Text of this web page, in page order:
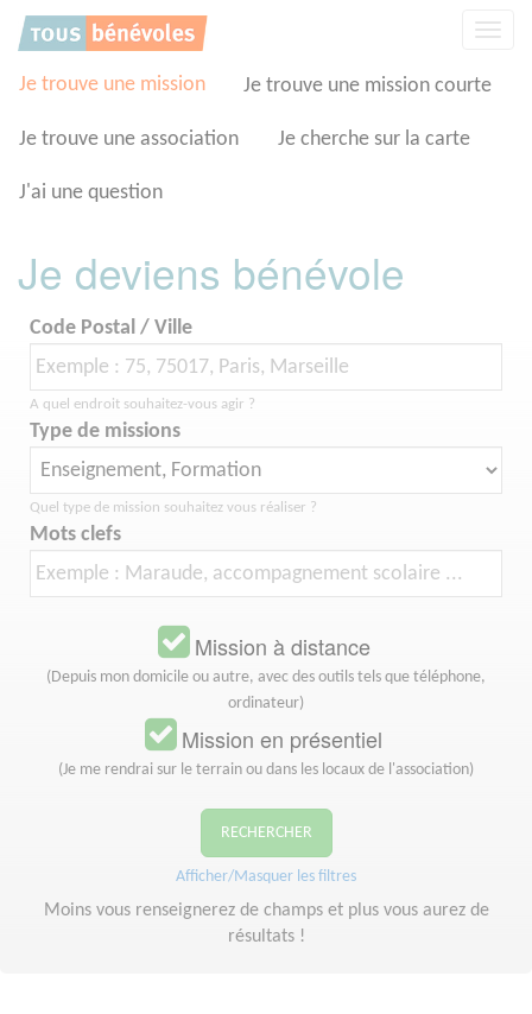
Je trouve une mission Je trouve une mission courte
Je trouve une association Je cherche sur la carte
J'ai une question
Je deviens bénévole
Code Postal / Ville
A quel endroit souhaitez-vous agir ?
Type de missions
Quel type de mission souhaitez vous réaliser ?
Mots clefs
Mission à distance
(Depuis mon domicile ou autre, avec des outils tels que téléphone,
ordinateur)
Mission en présentiel
(Je me rendrai sur le terrain ou dans les locaux de l'association)
RECHERCHER
Afficher/Masquer les filtres
Moins vous renseignerez de champs et plus vous aurez de
résultats !
Panneau de gestion des cookies